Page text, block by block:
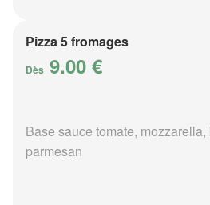
Pizza 5 fromages
Dès 9.00 €
Base sauce tomate,
parmesan